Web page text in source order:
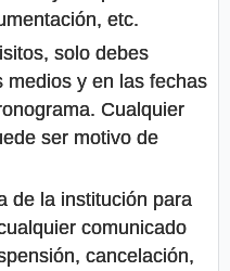
etc.
solo debes
medios y en las fechas
Cualquier
ser motivo de
de la institución para
comunicado
cancelación,